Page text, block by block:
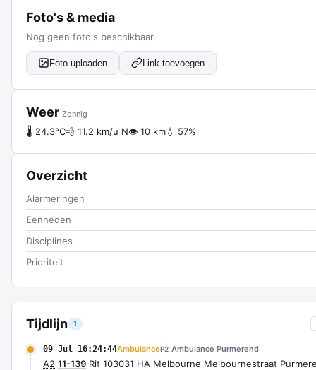
Tijdlijn 1
09 Jul 16:24:44AmbulanceP2 Ambulance Purmerend
A2 11-139 Rit 103031 HA Melbourne Melbournestraat
Foto's & media
Nog geen foto's beschikbaar.
Foto uploaden Link toevoegen
Weer Zonnig
🌡 24.3°C💨 11.2 km/u N👁 10 km💧 57%
Overzicht
Alarmeringen
Eenheden
Disciplines
Prioriteit